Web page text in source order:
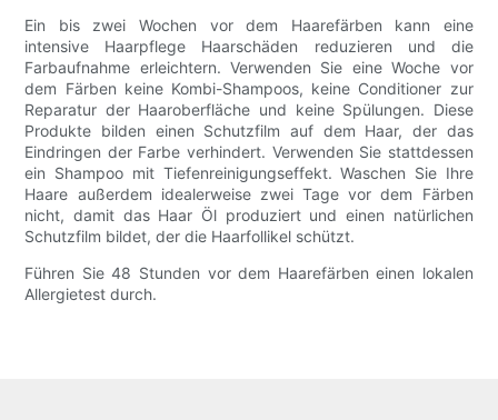
Ein bis zwei Wochen vor dem Haarefärben kann eine
intensive Haarpflege Haarschäden reduzieren und die
Farbaufnahme erleichtern. Verwenden Sie eine Woche vor
dem Färben keine Kombi-Shampoos, keine Conditioner zur
Reparatur der Haaroberfläche und keine Spülungen. Diese
Produkte bilden einen Schutzfilm auf dem Haar, der das
Eindringen der Farbe verhindert. Verwenden Sie stattdessen
ein Shampoo mit Tiefenreinigungseffekt. Waschen Sie Ihre
Haare außerdem idealerweise zwei Tage vor dem Färben
nicht, damit das Haar Öl produziert und einen natürlichen
Schutzfilm bildet, der die Haarfollikel schützt.
Führen Sie 48 Stunden vor dem Haarefärben einen lokalen
Allergietest durch.